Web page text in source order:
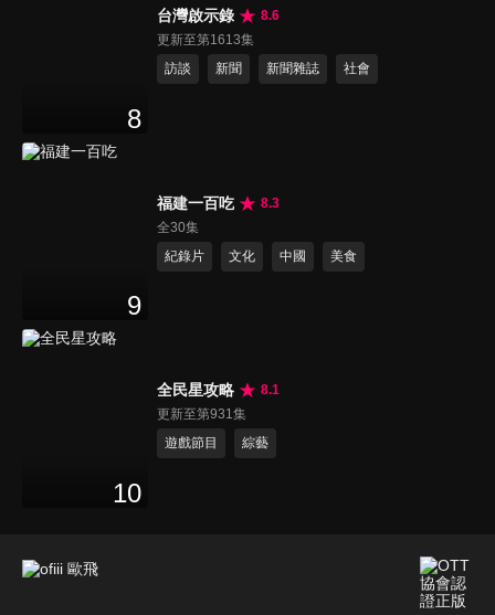
8
台灣啟示錄
8.6
更新至第1613集
訪談
新聞 新聞雜誌 社會
9
福建一百吃
8.3
全30集
紀錄片
文化 中國 美食
10
全民星攻略
8.1
更新至第931集
遊戲節目
綜藝